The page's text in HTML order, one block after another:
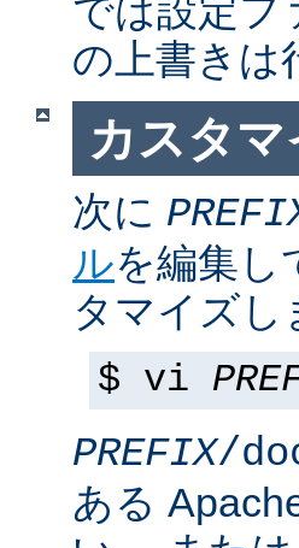
では設定フ
の上書きは
カスタ
次に
ルを編集し
タマイズし
$ vi
PREFIX/
ある